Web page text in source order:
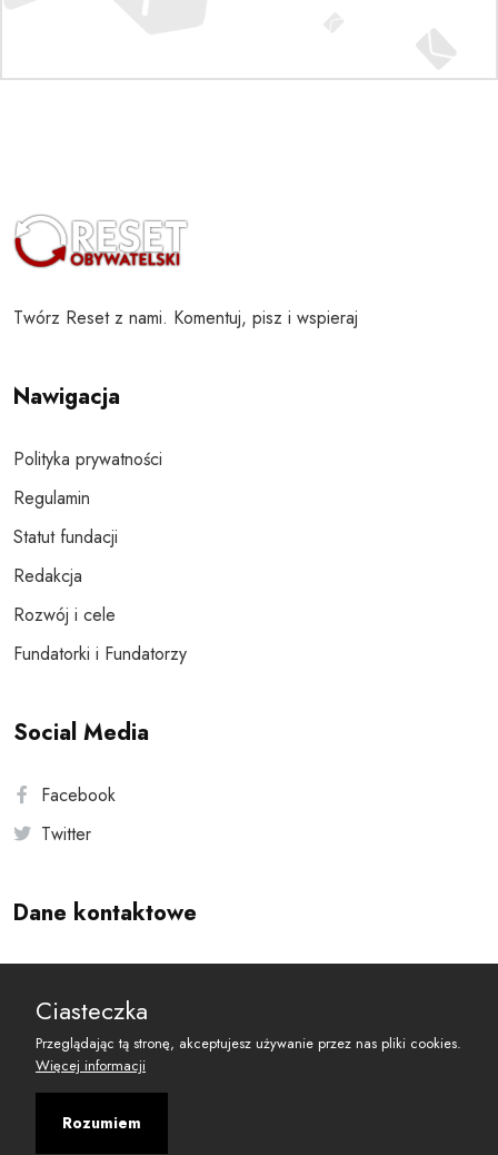
Twórz Reset z nami. Komentuj, pisz i wspieraj
Nawigacja
Polityka prywatności
Regulamin
Statut fundacji
Redakcja
Rozwój i cele
Fundatorki i Fundatorzy
Social Media
Facebook
Twitter
Dane kontaktowe
reset@resetobywatelski.pl
Ciasteczka
Przeglądając tą stronę, akceptujesz używanie przez nas pliki cookies.
Więcej informacji
Rozumiem